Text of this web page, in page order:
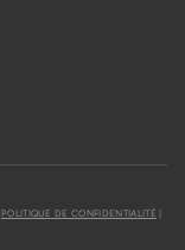
POLITIQUE DE CONFIDENTIALITÉ